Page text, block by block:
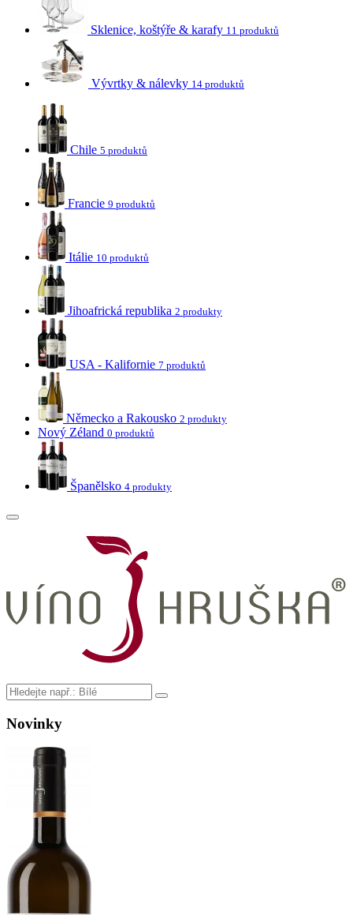
Sklenice, koštýře & karafy 11 produktů
Vývrtky & nálevky 14 produktů
Chile 5 produktů
Francie 9 produktů
Itálie 10 produktů
Jihoafrická republika 2 produkty
USA - Kalifornie 7 produktů
Německo a Rakousko 2 produkty
Nový Zéland 0 produktů
Španělsko 4 produkty
Novinky